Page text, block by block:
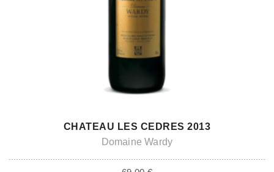
ADD TO CART
CHATEAU LES CEDRES 2013
Domaine Wardy